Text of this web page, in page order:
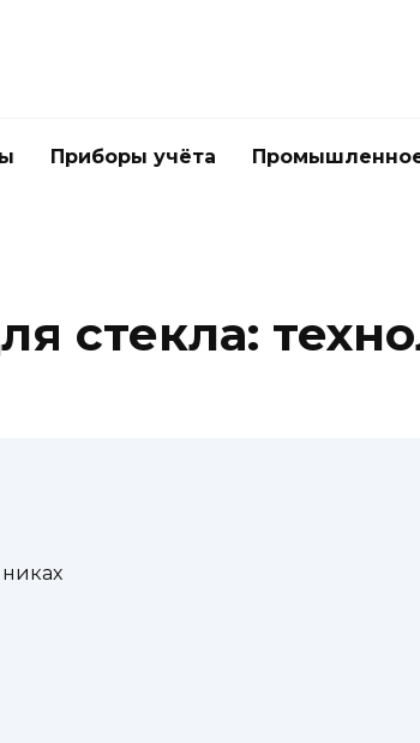
Приборы учёта
стекла: